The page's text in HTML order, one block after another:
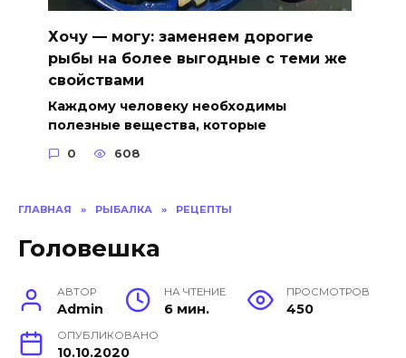
ГЛАВНАЯ » РЫБАЛКА » РЕЦЕПТЫ
Головешка
АВТОР
Admin
НА ЧТЕНИЕ
6 мин.
ПРОСМОТРОВ
450
ОПУБЛИКОВАНО
10.10.2020
Хочу — могу: заменяем дорогие
рыбы на более выгодные с теми же
свойствами
Каждому человеку необходимы
полезные вещества, которые
0 608